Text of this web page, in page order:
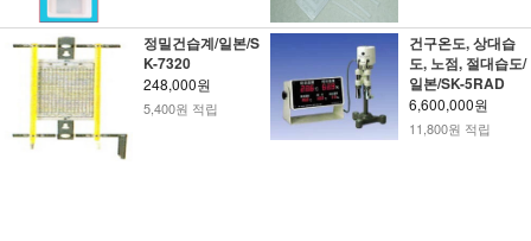
정밀건습계/일본/S
K-7320
248,000원
5,400원 적립
건구온도, 상대습
도, 노점, 절대습도/
일본/SK-5RAD
6,600,000원
11,800원 적립